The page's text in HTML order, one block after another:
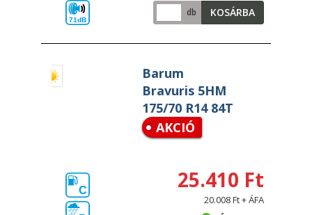
71dB
db KOSÁRBA
Barum
Bravuris 5HM
175/70 R14 84T
AKCIÓ
C 25.410 Ft
20.008 Ft + ÁFA